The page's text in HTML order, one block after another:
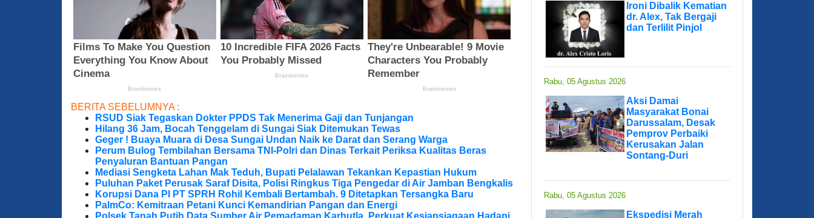
BERITA SEBELUMNYA :
RSUD Siak Tegaskan Dokter PPDS Tak Menerima Gaji dan Tunjangan
Hilang 36 Jam, Bocah Tenggelam di Sungai Siak Ditemukan Tewas
Geger ! Buaya Muara di Desa Sungai Undan Naik ke Darat dan Serang Warga
Perum Bulog Tembilahan Bersama TNI-Polri dan Dinas Terkait Periksa Kualitas Beras
Penyaluran Bantuan Pangan
Mediasi Sengketa Lahan Mak Teduh, Bupati Pelalawan Tekankan Kepastian Hukum
Puluhan Paket Perusak Saraf Disita, Polisi Ringkus Tiga Pengedar di Air Jamban Bengkalis
Korupsi Dana PI PT SPRH Rohil Kembali Bertambah. 9 Ditetapkan Tersangka Baru
PalmCo: Kemitraan Petani Kunci Kemandirian Pangan dan Energi
Ironi Dibalik Kematian
dr. Alex, Tak Bergaji
dan Terlilit Pinjol
Rabu, 05 Agustus 2026
Aksi Damai
Masyarakat Bonai
Darussalam, Desak
Pemprov Perbaiki
Kerusakan Jalan
Sontang-Duri
Rabu, 05 Agustus 2026
Ekspedisi Merah